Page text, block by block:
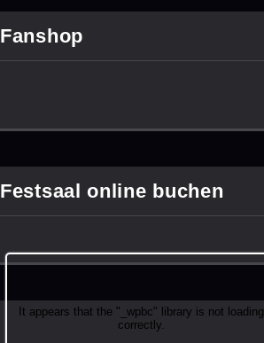
Fanshop
Festsaal online buchen
It appears that the "_wpbc" library is not loading
correctly.